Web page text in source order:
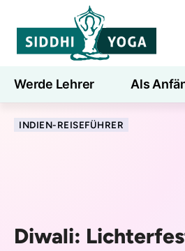
Werde Lehrer Als
Blog Lernen
INDIEN-REISEFÜHRER
Diwali: